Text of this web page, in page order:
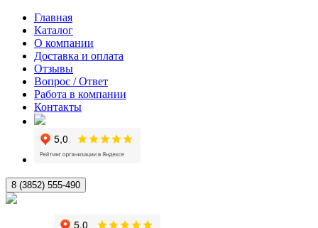
Главная
Каталог
О компании
Доставка и оплата
Отзывы
Вопрос / Ответ
Работа в компании
Контакты
8 (3852) 555-490